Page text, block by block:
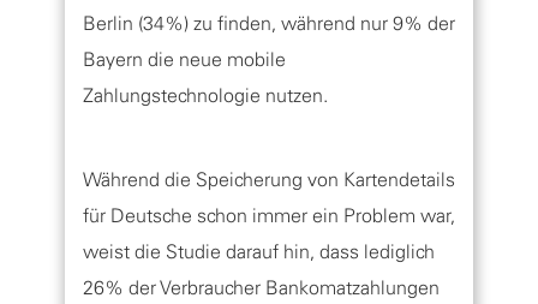
Berlin (34%) zu finden, während nur 9% der
Bayern die neue mobile
Zahlungstechnologie nutzen.
Während die Speicherung von Kartendetails
für Deutsche schon immer ein Problem war,
weist die Studie darauf hin, dass lediglich
26% der Verbraucher Bankomatzahlungen